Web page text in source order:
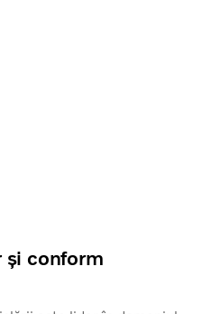
și conform